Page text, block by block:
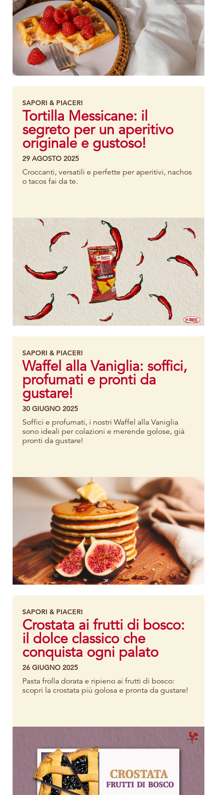
SAPORI & PIACERI
Tortilla Messicane: il
segreto per un aperitivo
originale e gustoso!
29 AGOSTO 2025
Croccanti, versatili e perfette per aperitivi, nachos
o tacos fai da te.
SAPORI & PIACERI
Waffel alla Vaniglia: soffici,
profumati e pronti da
gustare!
30 GIUGNO 2025
Soffici e profumati, i nostri Waffel alla Vaniglia
sono ideali per colazioni e merende golose, già
pronti da gustare!
SAPORI & PIACERI
Crostata ai frutti di bosco:
il dolce classico che
conquista ogni palato
26 GIUGNO 2025
Pasta frolla dorata e ripieno ai frutti di bosco:
scopri la crostata più golosa e pronta da gustare!